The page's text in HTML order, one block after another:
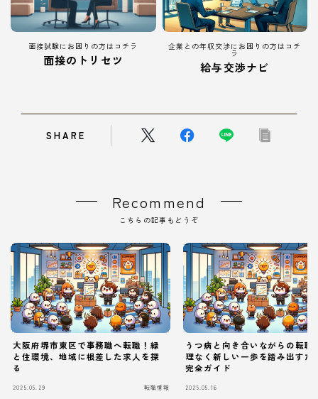
面接試験にお困りの方はコチラ
面接のトリセツ
企業との年収交渉にお困りの方はコチ
ラ
給与交渉ナビ
SHARE
Recommend
こちらの記事もどうぞ
大阪府堺市東区で事務職へ転職！緑
と住環境、地域に根差した求人を探
る
2025.05.29 転職情報
うつ病と向き合いながらの転職
理なく新しい一歩を踏み出すた
完全ガイド
2025.05.16